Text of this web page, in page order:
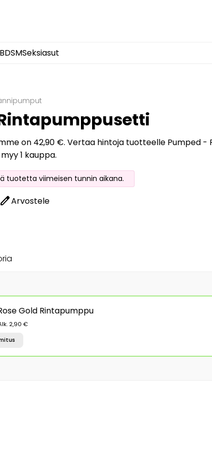
BDSMSeksiasut
on 42,90 €. Vertaa hintoja tuotteelle Pumped
1 kauppa.
tuotetta viimeisen tunnin aikana.
editArvostele
Gold Rintapumppu
2,90 €